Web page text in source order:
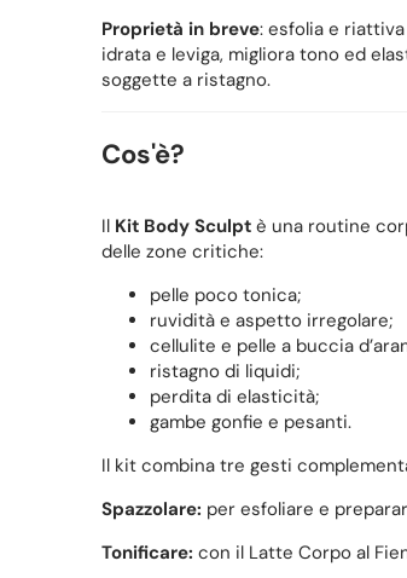
Proprietà in breve: esfolia e riattiva
idrata e leviga, migliora tono ed
soggette a ristagno.
Cos'è?
Il Kit Body Sculptè una routine
delle zone critiche:
pelle poco tonica;
ruvidità e aspetto irregolare;
cellulite e pelle a buccia
ristagno di liquidi;
perdita di elasticità;
gambe gonfie e pesanti.
Il kit combina tre gesti
Spazzolare: per esfoliare e
Tonificare: con il Latte Corpo al